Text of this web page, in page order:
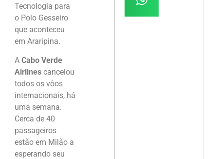
Tecnologia para
o Polo Gesseiro
que aconteceu
em Araripina.
A Cabo Verde
Airlines cancelou
todos os vôos
internacionais, há
uma semana.
Cerca de 40
passageiros
estão em Milão a
esperando seu